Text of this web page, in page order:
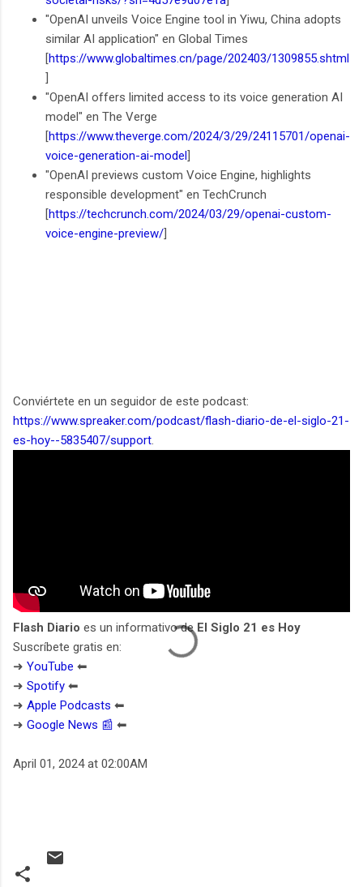
"OpenAI unveils Voice Engine tool in Yiwu, China adopts
similar AI application" en Global Times
[https://www.globaltimes.cn/page/202403/1309855.shtml
]
"OpenAI offers limited access to its voice generation AI
model" en The Verge
[https://www.theverge.com/2024/3/29/24115701/openai-
voice-generation-ai-model]
"OpenAI previews custom Voice Engine, highlights
responsible development" en TechCrunch
[https://techcrunch.com/2024/03/29/openai-custom-
voice-engine-preview/]
Conviértete en un seguidor de este podcast:
https://www.spreaker.com/podcast/flash-diario-de-el-siglo-21-
es-hoy--5835407/support.
Flash Diario es un informativo de El Siglo 21 es Hoy
Suscríbete gratis en:
➜ YouTube ⬅︎
➜ Spotify ⬅︎
➜ Apple Podcasts ⬅︎
➜ Google News 📰 ⬅︎
April 01, 2024 at 02:00AM